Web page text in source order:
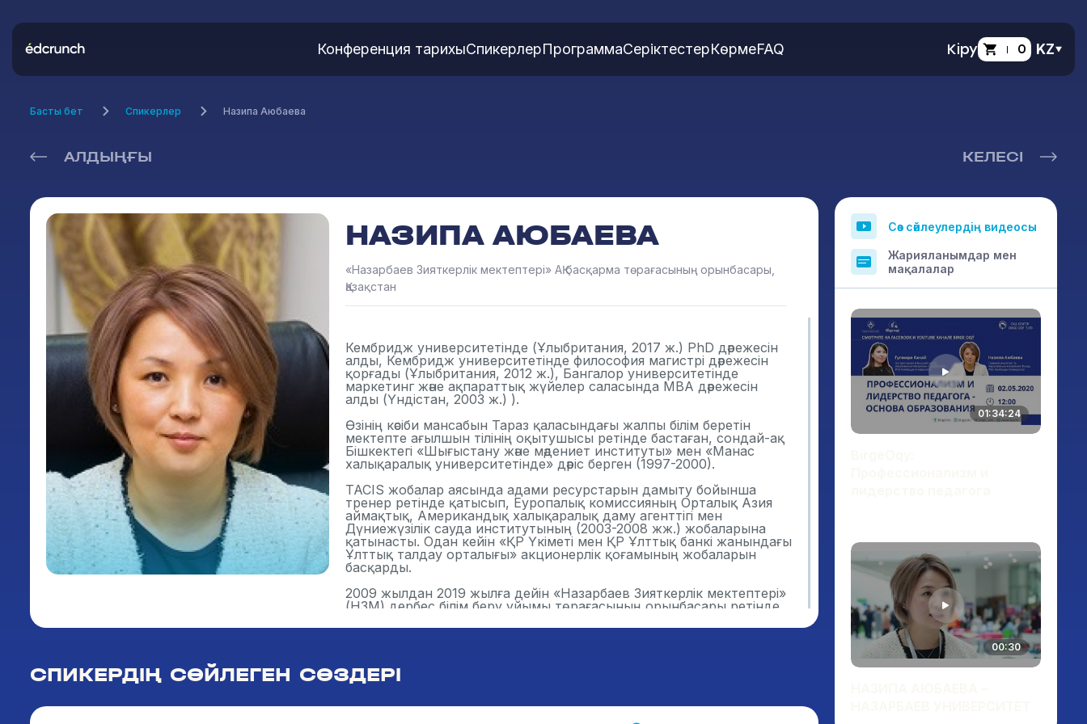
Конференция тарихыСпикерлерПрограммаСеріктестерКөрмеFAQ Кіру 0 KZ
Басты бет Спикерлер Назипа Аюбаева
АЛДЫҢҒЫ КЕЛЕСІ
НАЗИПА АЮБАЕВА
«Назарбаев Зияткерлік мектептері» АҚ басқарма төрағасының орынбасары,
Қазақстан
Кембридж университетінде (Ұлыбритания, 2017 ж.) PhD дәрежесін
алды, Кембридж университетінде философия магистрі дәрежесін
қорғады (Ұлыбритания, 2012 ж.), Бангалор университетінде
маркетинг және ақпараттық жүйелер саласында MBA дәрежесін
алды (Үндістан, 2003 ж.) ).
Өзінің кәсіби мансабын Тараз қаласындағы жалпы білім беретін
мектепте ағылшын тілінің оқытушысы ретінде бастаған, сондай-ақ
Бішкектегі «Шығыстану және мәдениет институты» мен «Манас
халықаралық университетінде» дәріс берген (1997-2000).
TACIS жобалар аясында адами ресурстарын дамыту бойынша
тренер ретінде қатысып, Еуропалық комиссияның Орталық Азия
аймақтық, Американдық халықаралық даму агенттігі мен
Дүниежүзілік сауда институтының (2003-2008 жж.) жобаларына
қатынасты. Одан кейін «ҚР Үкіметі мен ҚР Ұлттық банкі жанындағы
Ұлттық талдау орталығы» акционерлік қоғамының жобаларын
басқарды.
2009 жылдан 2019 жылға дейін «Назарбаев Зияткерлік мектептері»
(НЗМ) дербес білім беру ұйымы төрағасының орынбасары ретінде
мен іске асыруға басшылық етті, халықаралық әріптестермен
бағдарламаларының реформалары жүзеге асырылды, мұғалімдерді
іріктеу, кәсіби дамыту және бағалаудың пилоттық жүйесі енгізілді.
Назипа Аюпова ЭЫДҰ-ның «Білім беру-2030» жобасын үйлестіруге
СПИКЕРДІҢ СӨЙЛЕГЕН СӨЗДЕРІ
Сөз сөйлеулердің видеосы
Жарияланымдар мен
мақалалар
01:34:24
00:30